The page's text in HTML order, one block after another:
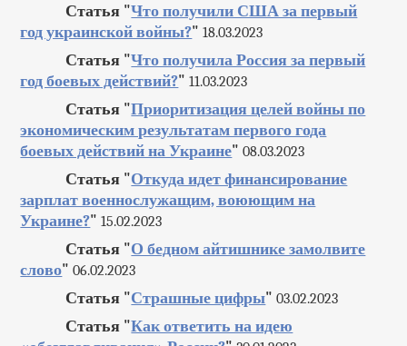
Статья "Что получили США за первый
год украинской войны?" 18.03.2023
Статья "Что получила Россия за первый
год боевых действий?" 11.03.2023
Статья "Приоритизация целей войны по
экономическим результатам первого года
боевых действий на Украине" 08.03.2023
Статья "Откуда идет финансирование
зарплат военнослужащим, воюющим на
Украине?" 15.02.2023
Статья "О бедном айтишнике замолвите
слово" 06.02.2023
Статья "Страшные цифры" 03.02.2023
Статья "Как ответить на идею